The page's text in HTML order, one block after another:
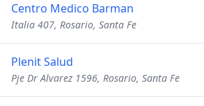
Centro Medico Barman
Italia 407, Rosario, Santa Fe
Plenit Salud
Pje Dr Alvarez 1596, Rosario, Santa Fe